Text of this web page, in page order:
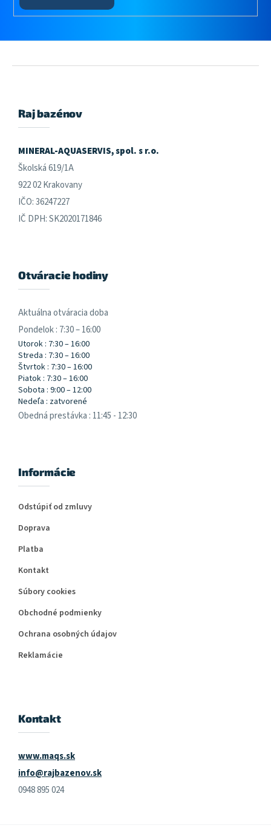
Raj bazénov
MINERAL-AQUASERVIS, spol. s r.o.
Školská 619/1A
922 02 Krakovany
IČO: 36247227
IČ DPH: SK2020171846
Otváracie hodiny
Aktuálna otváracia doba
Pondelok : 7:30 – 16:00
Utorok : 7:30 – 16:00
Streda : 7:30 – 16:00
Štvrtok : 7:30 – 16:00
Piatok : 7:30 – 16:00
Sobota : 9:00 – 12:00
Nedeľa : zatvorené
Obedná prestávka : 11:45 - 12:30
Informácie
Odstúpiť od zmluvy
Doprava
Platba
Kontakt
Súbory cookies
Obchodné podmienky
Ochrana osobných údajov
Reklamácie
Kontakt
www.maqs.sk
info@rajbazenov.sk
0948 895 024